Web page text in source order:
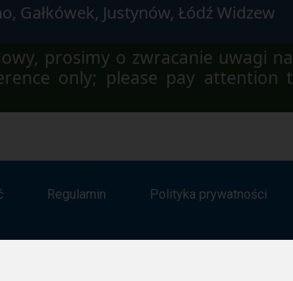
Gałkówek, Justynów, Łódź Widzew
prosimy o zwracanie uwagi
only; please pay attention
Regulamin Polityka prywatności